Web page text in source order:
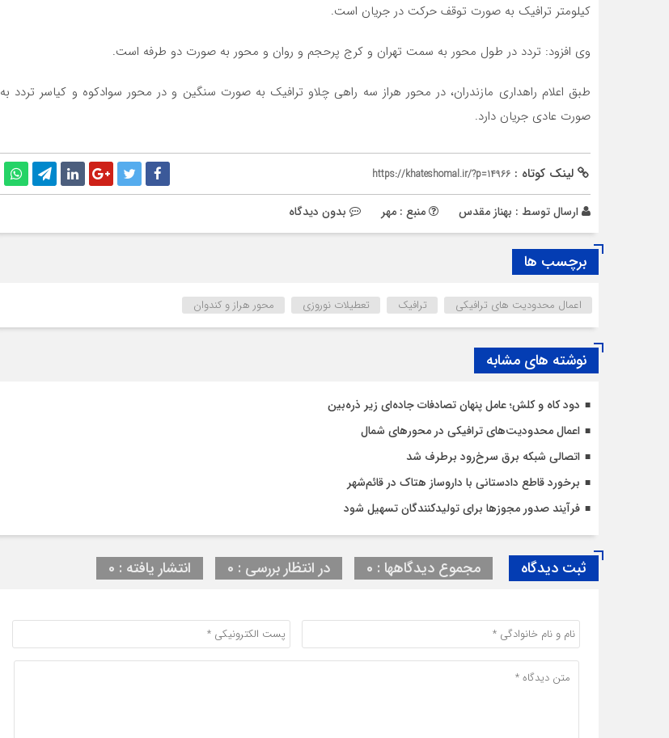
کیلومتر ترافیک به صورت توقف حرکت در جریان است.
وی افزود: تردد در طول محور به سمت تهران و کرج پرحجم و روان و محور به صورت دو طرفه است.
طبق اعلام راهداری مازندران، در محور هراز سه راهی چلاو ترافیک به صورت سنگین و در محور سوادکوه و کیاسر تردد به
صورت عادی جریان دارد.
لینک کوتاه : https://khateshomal.ir/?p=14966
ارسال توسط : بهناز مقدس منبع : مهر بدون دیدگاه
برچسب ها
اعمال محدودیت های ترافیکی ترافیک تعطیلات نوروزی محور هراز و کندوان
نوشته های مشابه
دود کاه و کلش؛ عامل پنهان تصادفات جاده‌ای زیر ذره‌بین
اعمال محدودیت‌‌های ترافیکی در محورهای شمال
اتصالی شبکه برق سرخ‌رود برطرف شد
برخورد قاطع دادستانی با داروساز هتاک در قائم‌شهر
فرآیند صدور مجوزها برای تولیدکنندگان تسهیل شود
ثبت دیدگاه مجموع دیدگاهها : 0 در انتظار بررسی : 0 انتشار یافته : 0